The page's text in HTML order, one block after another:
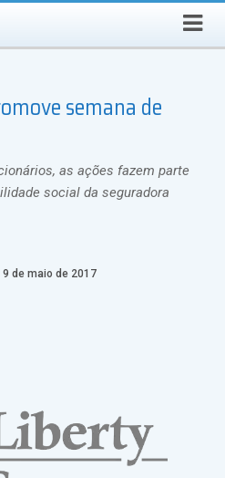
2026 Busca
semana de
as ações fazem parte
social da seguradora
de maio de 2017